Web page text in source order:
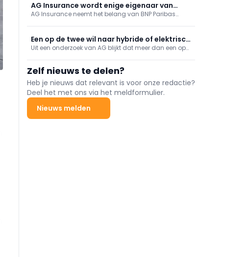
AG Insurance wordt enige eigenaar van
Touring
AG Insurance neemt het belang van BNP Paribas
reisbijstandsspecialist verder ondersteunen met
bijkomende investeringen.
Een op de twee wil naar hybride of elektrisch
rijden
Uit een onderzoek van AG blijkt dat meer dan een op
vaak nog obstakels zijn.
Zelf nieuws te delen?
Heb je nieuws dat relevant is voor onze redactie?
Deel het met ons via het meldformulier.
Nieuws melden